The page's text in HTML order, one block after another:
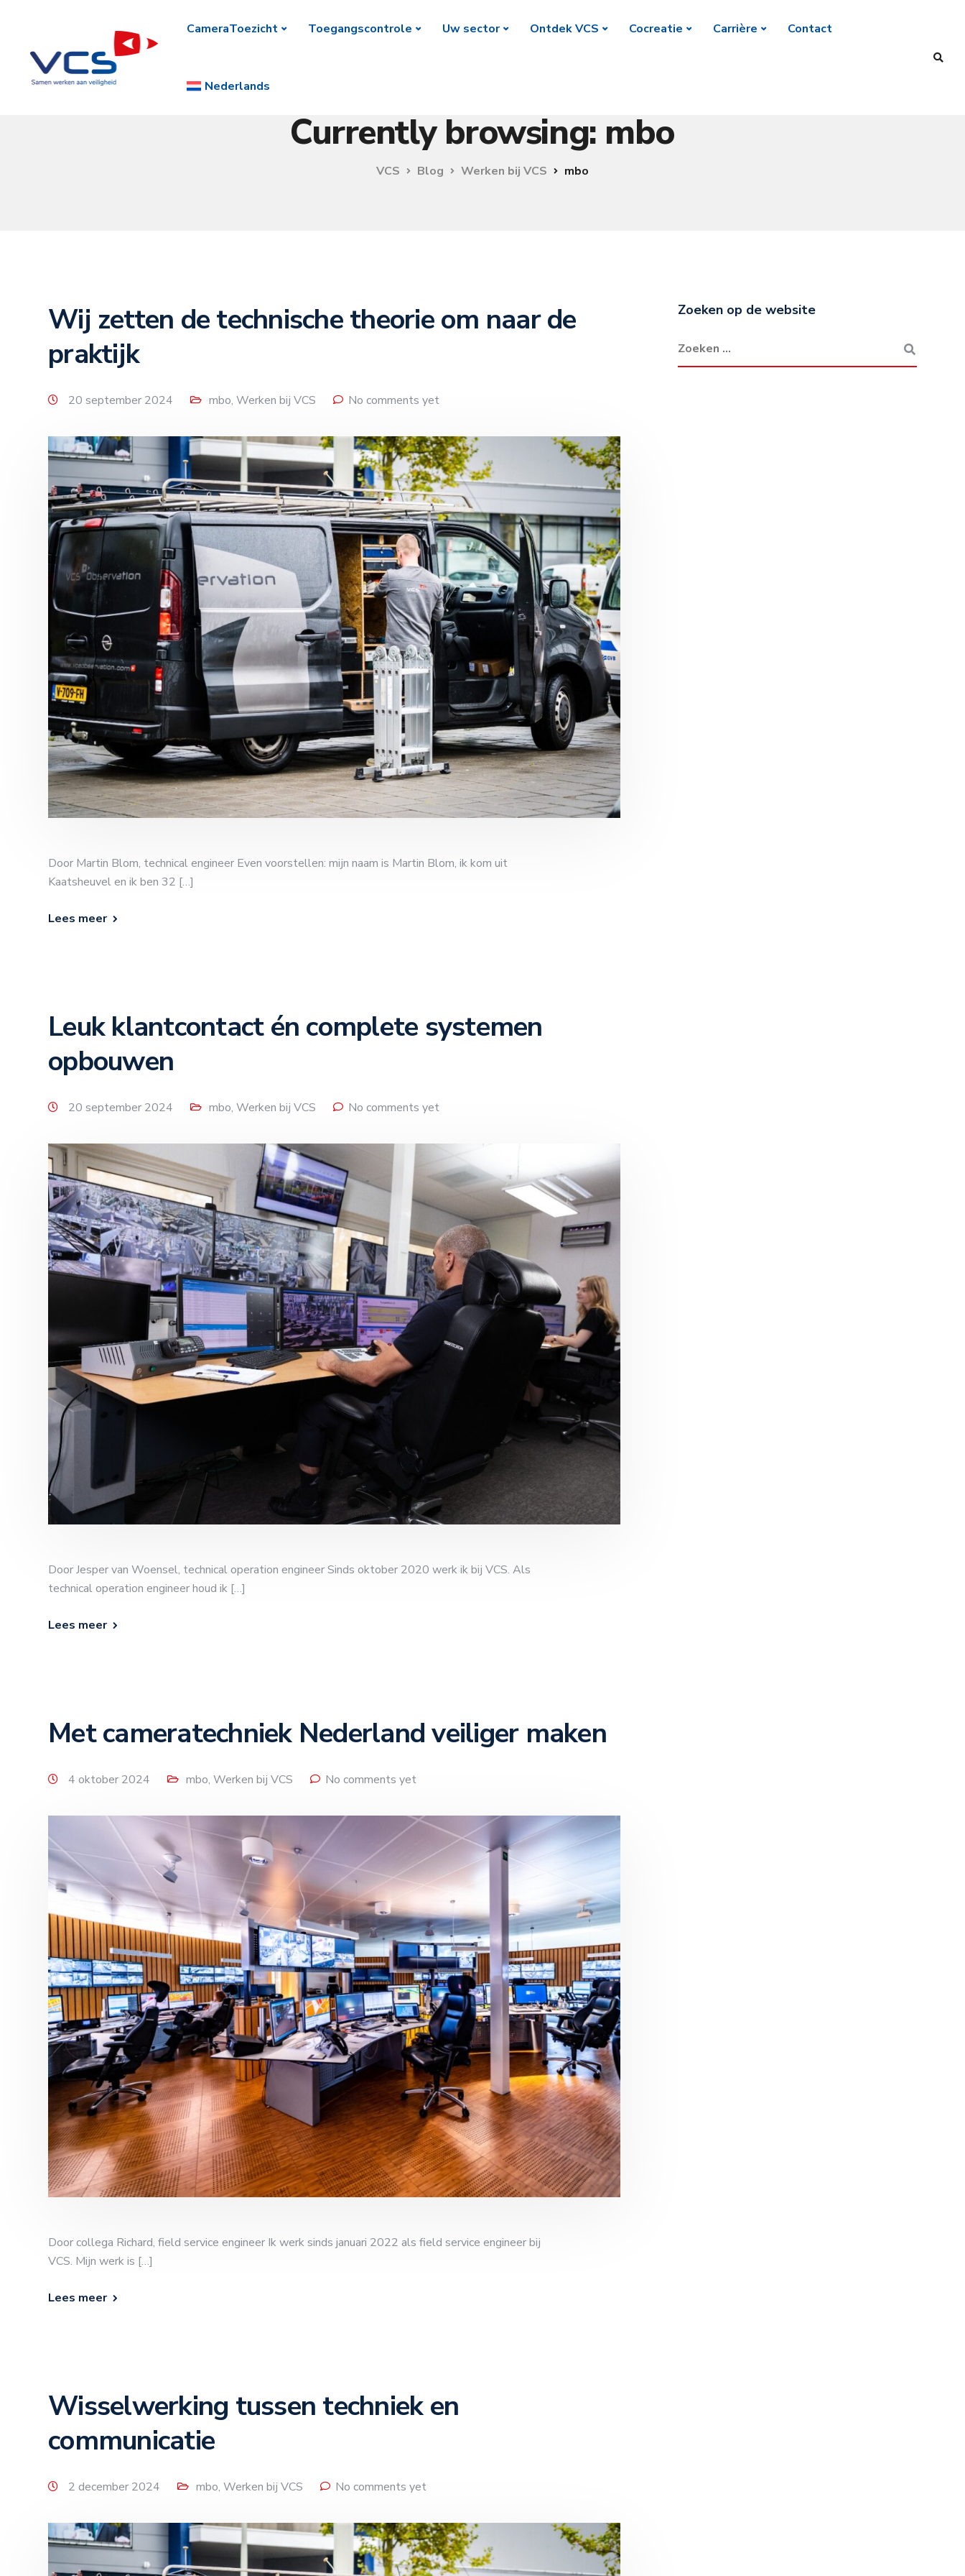
CameraToezicht Toegangscontrole Uw sector Ontdek VCS Cocreatie Carrière Contact
Nederlands
Currently browsing: mbo
VCS Blog Werken bij VCS mbo
Wij zetten de technische theorie om naar de
praktijk
20 september 2024 mbo, Werken bij VCS No comments yet
Door Martin Blom, technical engineer Even voorstellen: mijn naam is Martin Blom, ik kom uit
Kaatsheuvel en ik ben 32 […]
Lees meer
Leuk klantcontact én complete systemen
opbouwen
20 september 2024 mbo, Werken bij VCS No comments yet
Door Jesper van Woensel, technical operation engineer Sinds oktober 2020 werk ik bij VCS. Als
technical operation engineer houd ik […]
Lees meer
Met cameratechniek Nederland veiliger maken
4 oktober 2024 mbo, Werken bij VCS No comments yet
Door collega Richard, field service engineer Ik werk sinds januari 2022 als field service engineer bij
VCS. Mijn werk is […]
Lees meer
Wisselwerking tussen techniek en
communicatie
2 december 2024 mbo, Werken bij VCS No comments yet
Zoeken op de website